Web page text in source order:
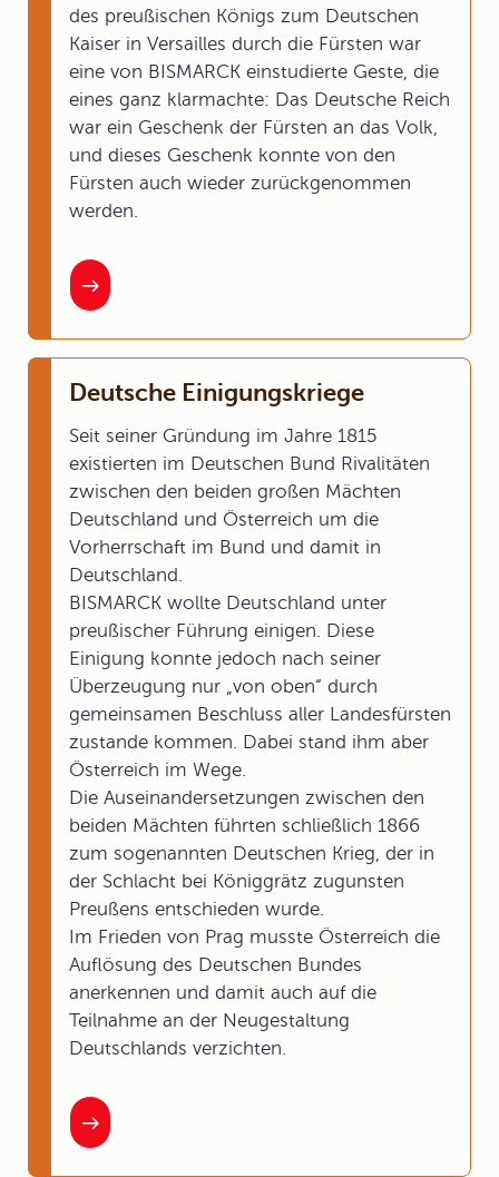
des preußischen Königs zum Deutschen
Kaiser in Versailles durch die Fürsten war
eine von BISMARCK einstudierte Geste, die
eines ganz klarmachte: Das Deutsche Reich
war ein Geschenk der Fürsten an das Volk,
und dieses Geschenk konnte von den
Fürsten auch wieder zurückgenommen
werden.
Deutsche Einigungskriege
Seit seiner Gründung im Jahre 1815
existierten im Deutschen Bund Rivalitäten
zwischen den beiden großen Mächten
Deutschland und Österreich um die
Vorherrschaft im Bund und damit in
Deutschland.
BISMARCK wollte Deutschland unter
preußischer Führung einigen. Diese
Einigung konnte jedoch nach seiner
Überzeugung nur „von oben“ durch
gemeinsamen Beschluss aller Landesfürsten
zustande kommen. Dabei stand ihm aber
Österreich im Wege.
Die Auseinandersetzungen zwischen den
beiden Mächten führten schließlich 1866
zum sogenannten Deutschen Krieg, der in
der Schlacht bei Königgrätz zugunsten
Preußens entschieden wurde.
Im Frieden von Prag musste Österreich die
Auflösung des Deutschen Bundes
anerkennen und damit auch auf die
Teilnahme an der Neugestaltung
Deutschlands verzichten.